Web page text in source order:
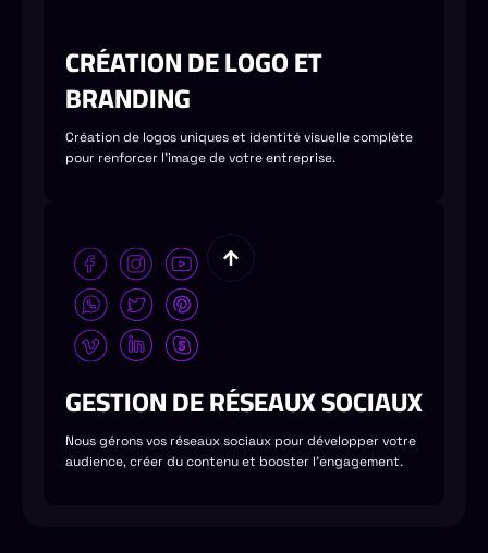
CRÉATION DE LOGO ET
BRANDING
Création de logos uniques et identité visuelle complète
pour renforcer l'image de votre entreprise.
GESTION DE RÉSEAUX SOCIAUX
Nous gérons vos réseaux sociaux pour développer votre
audience, créer du contenu et booster l'engagement.